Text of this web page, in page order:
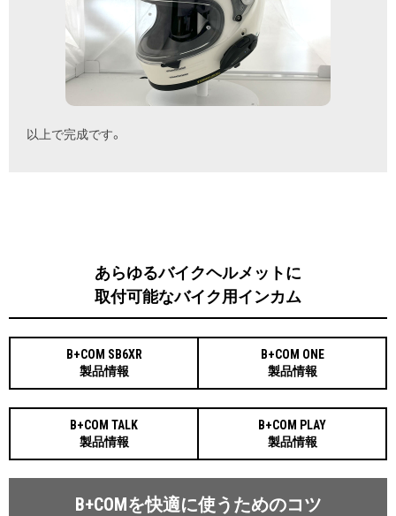
以上で完成です。
あらゆるバイクヘルメットに
取付可能なバイク用インカム
B+COM SB6XR
製品情報
B+COM ONE
製品情報
B+COM TALK
製品情報
B+COM PLAY
製品情報
B+COMを快適に使うためのコツ